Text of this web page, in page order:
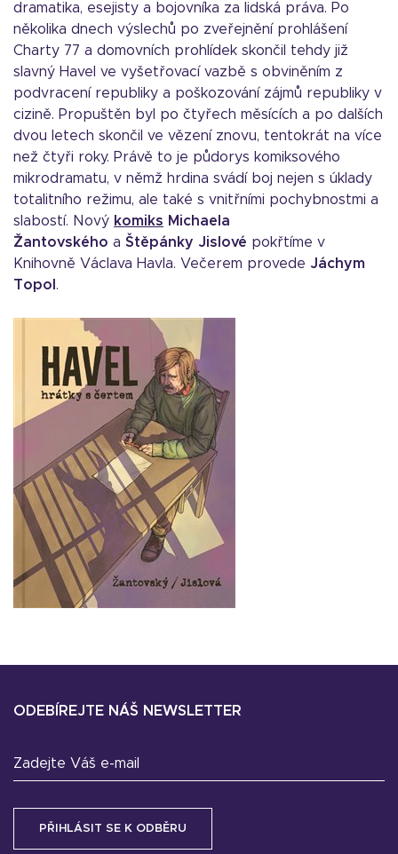
dramatika, esejisty a bojovníka za lidská práva. Po
několika dnech výslechů po zveřejnění prohlášení
Charty 77 a domovních prohlídek skončil tehdy již
slavný Havel ve vyšetřovací vazbě s obviněním z
podvracení republiky a poškozování zájmů republiky v
cizině. Propuštěn byl po čtyřech měsících a po dalších
dvou letech skončil ve vězení znovu, tentokrát na více
než čtyři roky. Právě to je půdorys komiksového
mikrodramatu, v němž hrdina svádí boj nejen s úklady
totalitního režimu, ale také s vnitřními pochybnostmi a
slabostí. Nový komiks Michaela
Žantovského a Štěpánky Jislové pokřtíme v
Knihovně Václava Havla. Večerem provede Jáchym
Topol .
ODEBÍREJTE NÁŠ NEWSLETTER
Zadejte Váš e-mail